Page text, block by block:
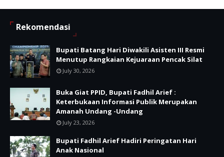
Rekomendasi
Bupati Batang Hari Diwakili Asisten III Resmi
Menutup Rangkaian Kejuaraan Pencak Silat
July 30, 2026
Buka Giat PPID, Bupati Fadhil Arief :
Keterbukaan Informasi Publik Merupakan
Amanah Undang -Undang
July 23, 2026
Bupati Fadhil Arief Hadiri Peringatan Hari
Anak Nasional